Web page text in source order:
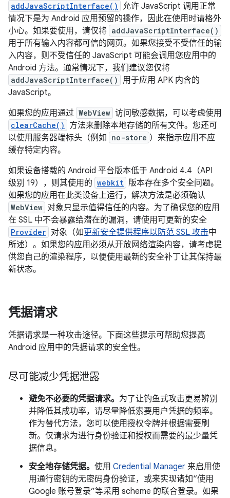
addJavaScriptInterface() 允许 JavaScript 调用正常
情况下是为 Android 应用预留的操作，因此在使用时请格外
小心。如果要使用，请仅将 addJavaScriptInterface()
用于所有输入内容都可信的网页。如果您接受不受信任的输
入内容，则不受信任的 JavaScript 可能会调用您应用中的
Android 方法。通常情况下，我们建议您仅将
addJavaScriptInterface()
用于应用 APK 内含的
JavaScript。
如果您的应用通过 WebView 访问敏感数据，可以考虑使用
clearCache()
方法来删除本地存储的所有文件。您还可
以使用服务器端标头（例如
no-store ）来指示应用不应
缓存特定内容。
如果设备搭载的 Android 平台版本低于 Android 4.4（API
级别 19），则其使用的 webkit 版本存在多个安全问题。
如果您的应用在此类设备上运行，解决方法是必须确认
WebView 对象只显示值得信任的内容。为了确保您的应用
在 SSL 中不会暴露给潜在的漏洞，请使用可更新的安全
Provider 对象（如更新安全提供程序以防范 SSL 攻击中
所述）。如果您的应用必须从开放网络渲染内容，请考虑提
供您自己的渲染程序，以便使用最新的安全补丁让其保持最
新状态。
凭据请求
凭据请求是一种攻击途径。下面这些提示可帮助您提高
Android 应用中的凭据请求的安全性。
尽可能减少凭据泄露
避免不必要的凭据请求。 为了让钓鱼式攻击更易辨别
并降低其成功率，请尽量降低索要用户凭据的频率。
作为替代方法，您可以使用授权令牌并根据需要刷
新。仅请求为进行身份验证和授权而需要的最少量凭
据信息。
安全地存储凭据。 使用 Credential Manager 来启用使
用通行密钥的无密码身份验证，或来实现诸如“使用
Google 账号登录”等采用 scheme 的联合登录。如果